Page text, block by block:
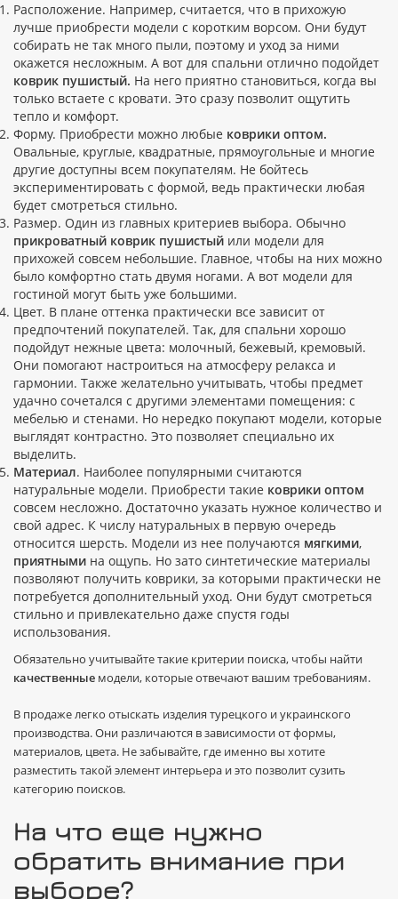
Расположение. Например, считается, что в прихожую
лучше приобрести модели с коротким ворсом. Они будут
собирать не так много пыли, поэтому и уход за ними
окажется несложным. А вот для спальни отлично подойдет
коврик пушистый. На него приятно становиться, когда вы
только встаете с кровати. Это сразу позволит ощутить
тепло и комфорт.
Форму. Приобрести можно любые коврики оптом.
Овальные, круглые, квадратные, прямоугольные и многие
другие доступны всем покупателям. Не бойтесь
экспериментировать с формой, ведь практически любая
будет смотреться стильно.
Размер. Один из главных критериев выбора. Обычно
прикроватный коврик пушистый или модели для
прихожей совсем небольшие. Главное, чтобы на них можно
было комфортно стать двумя ногами. А вот модели для
гостиной могут быть уже большими.
Цвет. В плане оттенка практически все зависит от
предпочтений покупателей. Так, для спальни хорошо
подойдут нежные цвета: молочный, бежевый, кремовый.
Они помогают настроиться на атмосферу релакса и
гармонии. Также желательно учитывать, чтобы предмет
удачно сочетался с другими элементами помещения: с
мебелью и стенами. Но нередко покупают модели, которые
выглядят контрастно. Это позволяет специально их
выделить.
Материал. Наиболее популярными считаются
натуральные модели. Приобрести такие коврики оптом
совсем несложно. Достаточно указать нужное количество и
свой адрес. К числу натуральных в первую очередь
относится шерсть. Модели из нее получаются мягкими,
приятными на ощупь. Но зато синтетические материалы
позволяют получить коврики, за которыми практически не
потребуется дополнительный уход. Они будут смотреться
стильно и привлекательно даже спустя годы
использования.
Обязательно учитывайте такие критерии поиска, чтобы найти
качественные модели, которые отвечают вашим требованиям.
В продаже легко отыскать изделия турецкого и украинского
производства. Они различаются в зависимости от формы,
материалов, цвета. Не забывайте, где именно вы хотите
разместить такой элемент интерьера и это позволит сузить
категорию поисков.
На что еще нужно
обратить внимание при
выборе?